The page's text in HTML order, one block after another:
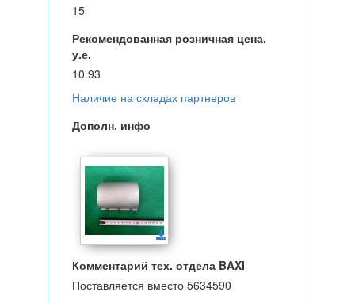
15
Рекомендованная розничная цена,
у.е.
10.93
Наличие на складах партнеров
Дополн. инфо
Комментарий тех. отдела BAXI
Поставляется вместо 5634590